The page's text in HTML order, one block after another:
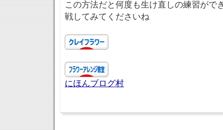
この方法だと何度も生け直しの練習が
戦してみてくださいね
にほんブログ村